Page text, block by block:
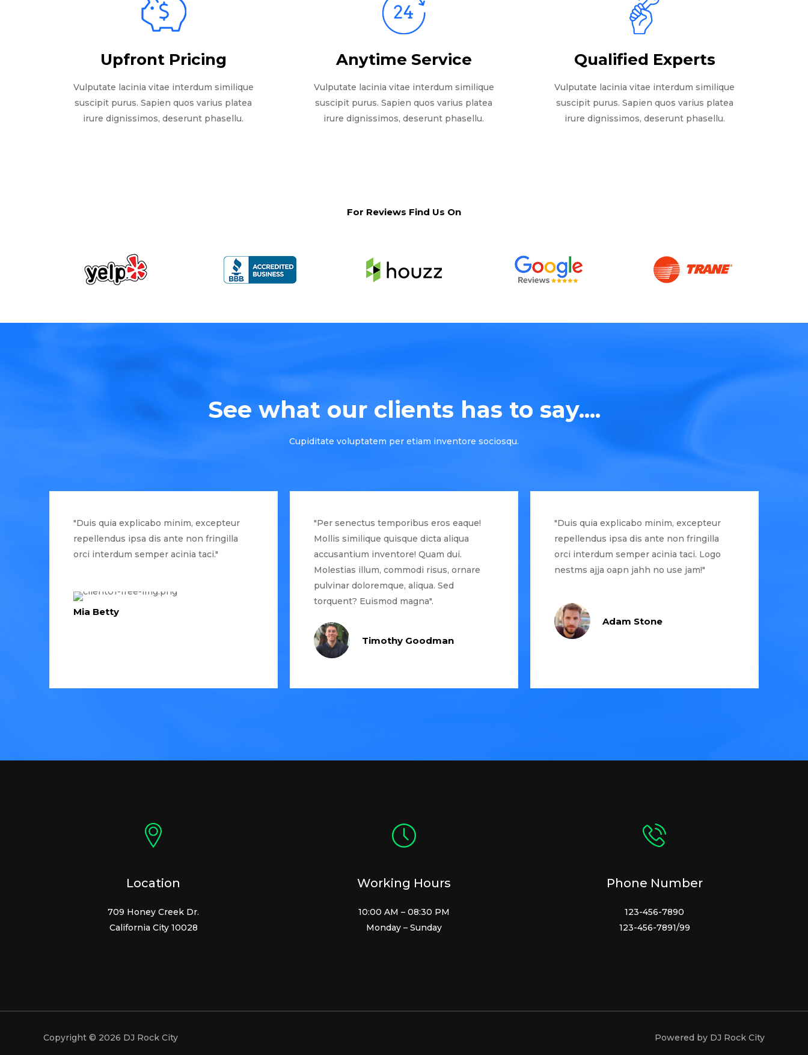
Upfront Pricing
Vulputate lacinia vitae interdum similique
suscipit purus. Sapien quos varius platea
irure dignissimos, deserunt phasellu.
Anytime Service
Vulputate lacinia vitae interdum similique
suscipit purus. Sapien quos varius platea
irure dignissimos, deserunt phasellu.
Qualified Experts
Vulputate lacinia vitae interdum similique
suscipit purus. Sapien quos varius platea
irure dignissimos, deserunt phasellu.
For Reviews Find Us On
See what our clients has to say....
Cupiditate voluptatem per etiam inventore sociosqu.
"Duis quia explicabo minim, excepteur
repellendus ipsa dis ante non fringilla
orci interdum semper acinia taci."
Mia Betty
"Per senectus temporibus eros eaque!
Mollis similique quisque dicta aliqua
accusantium inventore! Quam dui.
Molestias illum, commodi risus, ornare
pulvinar doloremque, aliqua. Sed
torquent? Euismod magna".
Timothy Goodman
"Duis quia explicabo minim, excepteur
repellendus ipsa dis ante non fringilla
orci interdum semper acinia taci. Logo
nestms ajja oapn jahh no use jam!"
Adam Stone
Location
709 Honey Creek Dr.
California City 10028
Working Hours
10:00 AM – 08:30 PM
Monday – Sunday
Phone Number
123-456-7890
123-456-7891/99
Copyright © 2026 DJ Rock City Powered by DJ Rock City